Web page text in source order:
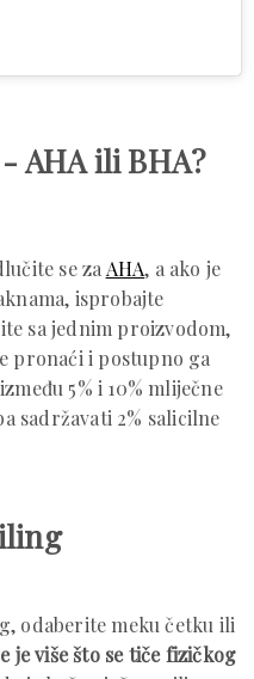
AHA ili BHA?
se za AHA, a ako je
isprobajte
sa jednim proizvodom,
pronaći i postupno ga
5% i 10% mliječne
sadržavati 2% salicilne
odaberite meku četku ili
je više što se tiče fizičkog